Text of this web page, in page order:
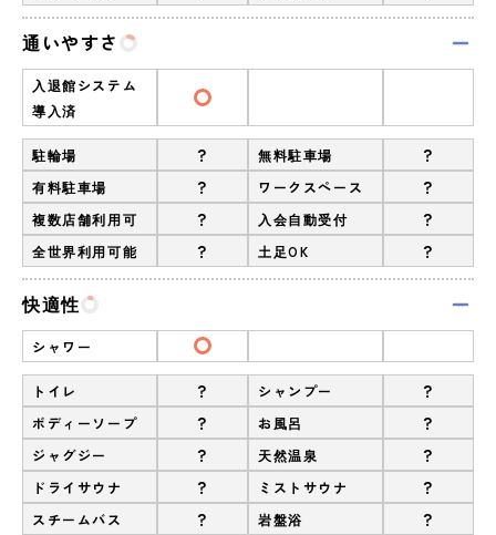
通いやすさ
入退館システム
導入済
駐輪場 ? 無料駐車場 ?
有料駐車場 ? ワークスペース ?
複数店舗利用可 ? 入会自動受付 ?
全世界利用可能 ? 土足OK ?
快適性
シャワー
トイレ ? シャンプー ?
ボディーソープ ? お風呂 ?
ジャグジー ? 天然温泉 ?
ドライサウナ ? ミストサウナ ?
スチームバス ? 岩盤浴 ?